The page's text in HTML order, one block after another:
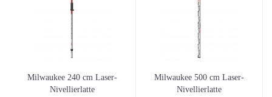
Milwaukee 240 cm Laser-
Nivellierlatte
Milwaukee 500 cm Laser-
Nivellierlatte